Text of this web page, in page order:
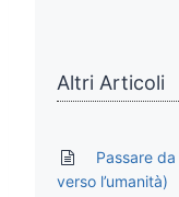
Altri Articoli
Passare da
verso l’umanità)